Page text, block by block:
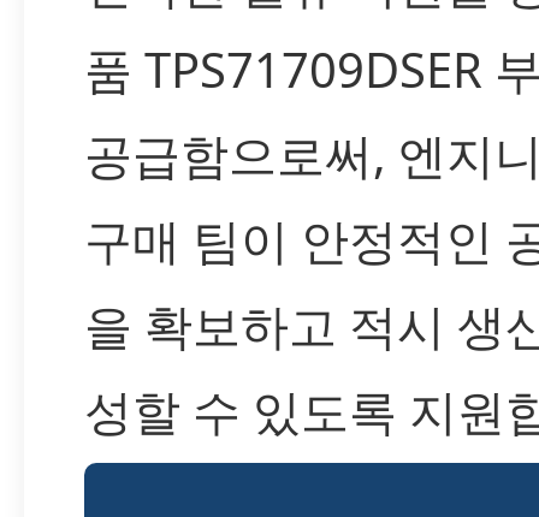
품 TPS71709DSER
공급함으로써, 엔지
구매 팀이 안정적인
을 확보하고 적시 생
성할 수 있도록 지원